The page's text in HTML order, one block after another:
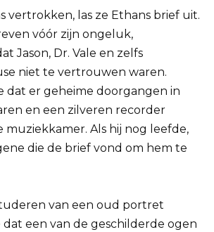
vertrokken, las ze Ethans brief uit.
vóór zijn ongeluk,
Jason, Dr. Vale en zelfs
niet te vertrouwen waren.
dat er geheime doorgangen in
en een zilveren recorder
muziekkamer. Als hij nog leefde,
die de brief vond om hem te
van een oud portret
een van de geschilderde ogen